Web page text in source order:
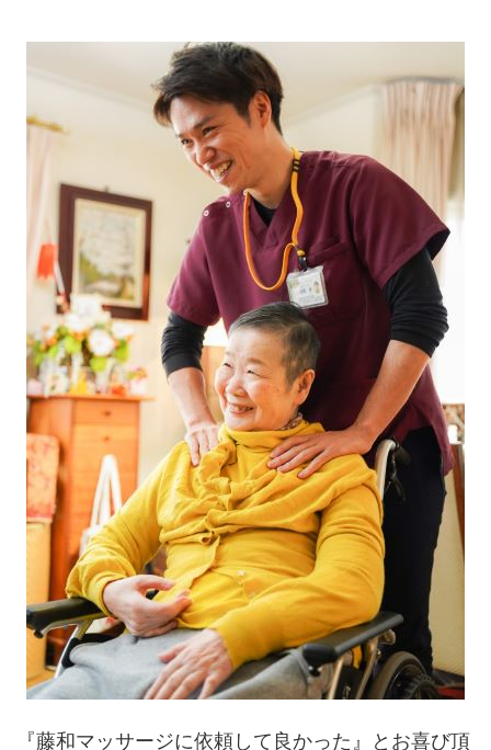
『藤和マッサージに依頼して良かった』とお喜び頂